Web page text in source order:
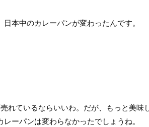
本中のカレーパンが変わったんです。
れているならいいわ。だが、もっと美味
ーパンは変わらなかったでしょうね。